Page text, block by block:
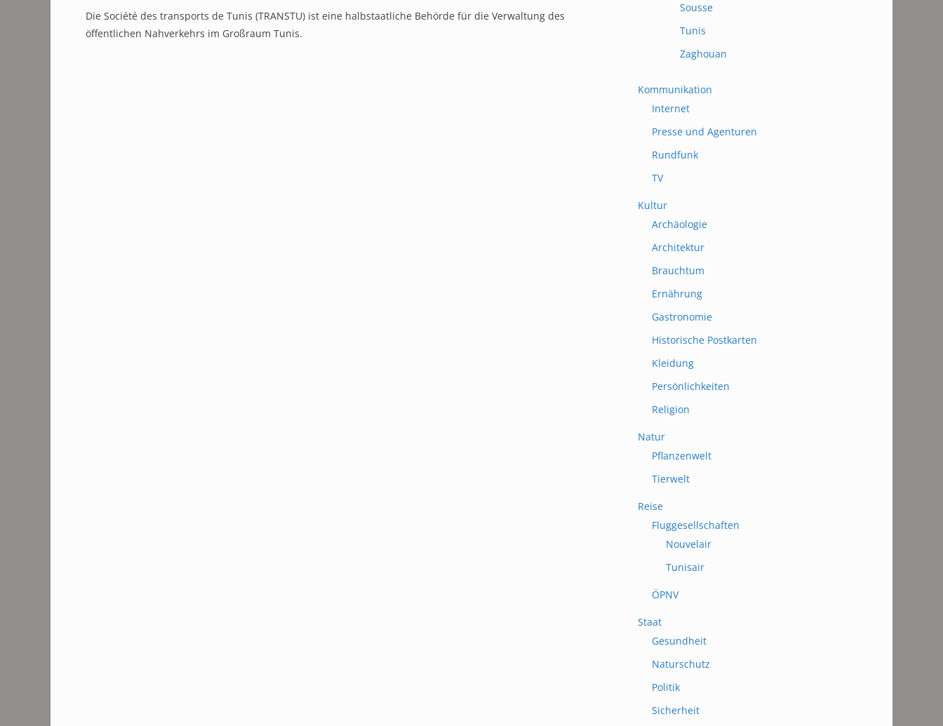
Die Société des transports de Tunis (TRANSTU) ist eine halbstaatliche Behörde für die Verwaltung des
öffentlichen Nahverkehrs im Großraum Tunis.
Sousse
Tunis
Zaghouan
Kommunikation
Internet
Presse und Agenturen
Rundfunk
TV
Kultur
Archäologie
Architektur
Brauchtum
Ernährung
Gastronomie
Historische Postkarten
Kleidung
Persönlichkeiten
Religion
Natur
Pflanzenwelt
Tierwelt
Reise
Fluggesellschaften
Nouvelair
Tunisair
ÖPNV
Staat
Gesundheit
Naturschutz
Politik
Sicherheit